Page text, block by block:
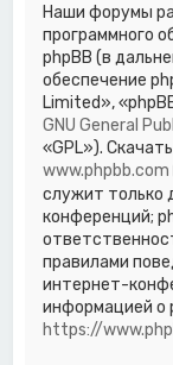
Наши форумы
программного
phpBB (в
обеспечение
Limited»,
GNU General
«GPL»).
www.phpbb.com
служит только
конференций;
правилами
интернет-
информацией о
https://